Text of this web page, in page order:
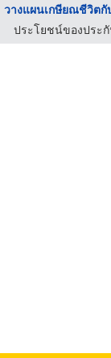
วางแผนเกษียณชีวิตกั
ประโยชน์ของประ